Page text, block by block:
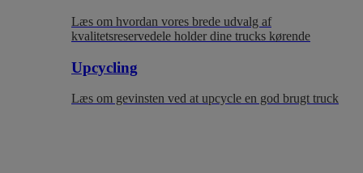
Læs om hvordan vores brede udvalg af
kvalitetsreservedele holder dine trucks kørende
Upcycling
Læs om gevinsten ved at upcycle en god brugt truck